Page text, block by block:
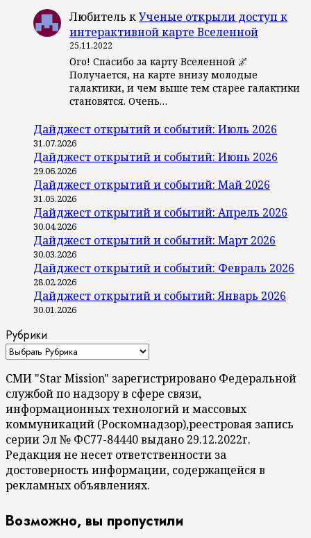
Любитель кУченые открыли доступ к
интерактивной карте Вселенной
25.11.2022
Ого! Спасибо за карту Вселенной 🌌
Получается, на карте внизу молодые
галактики, и чем выше тем старее галактики
становятся. Очень…
Дайджест открытий и событий: Июль 2026
31.07.2026
Дайджест открытий и событий: Июнь 2026
29.06.2026
Дайджест открытий и событий: Май 2026
31.05.2026
Дайджест открытий и событий: Апрель 2026
30.04.2026
Дайджест открытий и событий: Март 2026
30.03.2026
Дайджест открытий и событий: Февраль 2026
28.02.2026
Дайджест открытий и событий: Январь 2026
30.01.2026
Рубрики
СМИ "Star Mission" зарегистрировано Федеральной
службой по надзору в сфере связи,
информационных технологий и массовых
коммуникаций (Роскомнадзор),реестровая запись
серии Эл № ФС77-84440 выдано 29.12.2022г.
Редакция не несет ответственности за
достоверность информации, содержащейся в
рекламных объявлениях.
Возможно, вы пропустили